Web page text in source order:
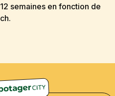
semaines en fonction de